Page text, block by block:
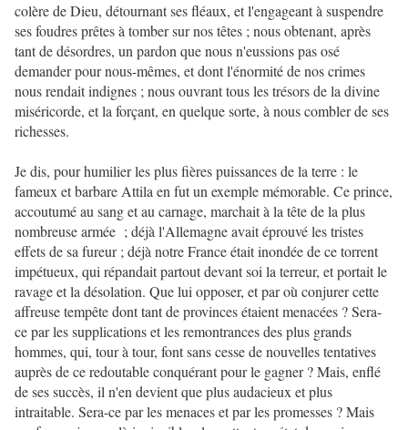
colère de Dieu, détournant ses fléaux, et l'engageant à suspendre
ses foudres prêtes à tomber sur nos têtes ; nous obtenant, après
tant de désordres, un pardon que nous n'eussions pas osé
demander pour nous-mêmes, et dont l'énormité de nos crimes
nous rendait indignes ; nous ouvrant tous les trésors de la divine
miséricorde, et la forçant, en quelque sorte, à nous combler de ses
richesses.
Je dis, pour humilier les plus fières puissances de la terre : le
fameux et barbare Attila en fut un exemple mémorable. Ce prince,
accoutumé au sang et au carnage, marchait à la tête de la plus
nombreuse armée ; déjà l'Allemagne avait éprouvé les tristes
effets de sa fureur ; déjà notre France était inondée de ce torrent
impétueux, qui répandait partout devant soi la terreur, et portait le
ravage et la désolation. Que lui opposer, et par où conjurer cette
affreuse tempête dont tant de provinces étaient menacées ? Sera-
ce par les supplications et les remontrances des plus grands
hommes, qui, tour à tour, font sans cesse de nouvelles tentatives
auprès de ce redoutable conquérant pour le gagner ? Mais, enflé
de ses succès, il n'en devient que plus audacieux et plus
intraitable. Sera-ce par les menaces et par les promesses ? Mais